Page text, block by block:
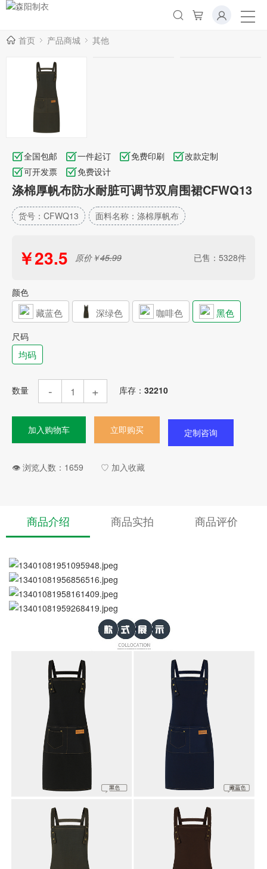
首页 产品商城 其他
全国包邮 一件起订 免费印刷
改款定制
可开发票
免费设计
涤棉厚帆布防水耐脏可调节双肩围裙CFWQ13
货号：CFWQ13 面料名称：涤棉厚帆布
￥23.5 原价￥45.99 已售： 5328件
颜色
藏蓝色 深绿色 咖啡色 黑色
尺码
均码
数量 - + 库存： 32210
加入购物车 立即购买 定制咨询
👁︎ 浏览人数： 1659 ♡ 加入收藏
商品介绍 商品实拍 商品评价